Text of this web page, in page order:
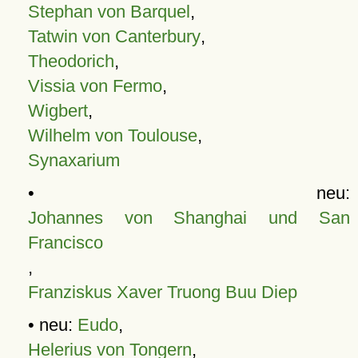
Stephan von Barquel,
Tatwin von Canterbury,
Theodorich,
Vissia von Fermo,
Wigbert,
Wilhelm von Toulouse,
Synaxarium
• neu:
Johannes von Shanghai und San
Francisco
,
Franziskus Xaver Truong Buu Diep
• neu: Eudo,
Helerius von Tongern,